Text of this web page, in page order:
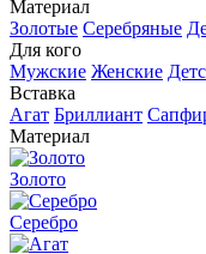
Материал
Золотые Серебряные
Для кого
Мужские Женские
Вставка
Агат Бриллиант
Материал
Золото
Серебро